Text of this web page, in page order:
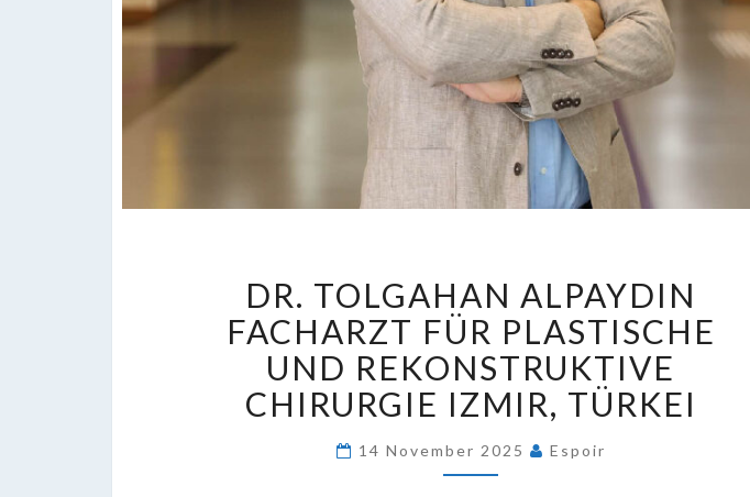
TOLGAHAN
ALPAYDIN
FACHARZT
FÜR
PLASTISCHE
REKONSTRUKTIVE
DR. TOLGAHAN ALPAYDIN
FACHARZT FÜR PLASTISCHE
UND REKONSTRUKTIVE
CHIRURGIE IZMIR, TÜRKEI
14 November 2025 Espoir